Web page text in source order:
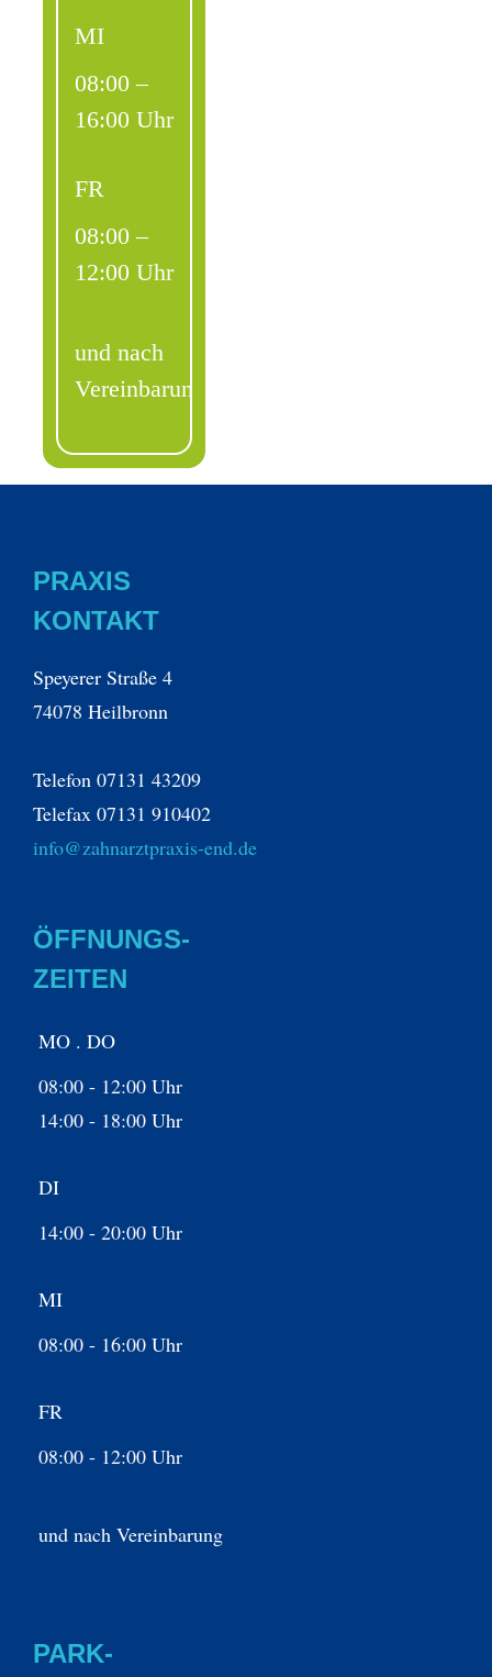
MI
08:00 –
16:00 Uhr
FR
08:00 –
12:00 Uhr
und nach
Vereinbarung
PRAXIS
KONTAKT
Speyerer Straße 4
74078 Heilbronn
Telefon 07131 43209
Telefax 07131 910402
info@zahnarztpraxis-end.de
ÖFFNUNGS-
ZEITEN
MO . DO
08:00 - 12:00 Uhr
14:00 - 18:00 Uhr
DI
14:00 - 20:00 Uhr
MI
08:00 - 16:00 Uhr
FR
08:00 - 12:00 Uhr
und nach Vereinbarung
PARK-